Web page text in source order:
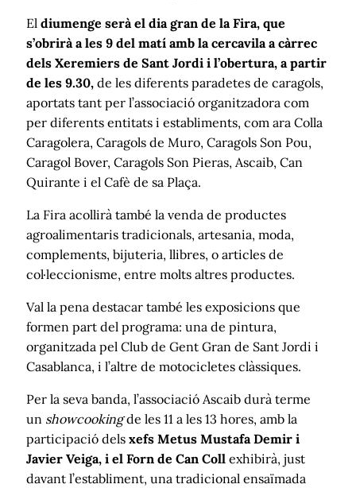
El diumenge serà el dia gran de la Fira, que
s’obrirà a les 9 del matí amb la cercavila a càrrec
dels Xeremiers de Sant Jordi i l’obertura, a partir
de les 9.30, de les diferents paradetes de caragols,
aportats tant per l’associació organitzadora com
per diferents entitats i establiments, com ara Colla
Caragolera, Caragols de Muro, Caragols Son Pou,
Caragol Bover, Caragols Son Pieras, Ascaib, Can
Quirante i el Cafè de sa Plaça.
La Fira acollirà també la venda de productes
agroalimentaris tradicionals, artesania, moda,
complements, bijuteria, llibres, o articles de
col·leccionisme, entre molts altres productes.
Val la pena destacar també les exposicions que
formen part del programa: una de pintura,
organitzada pel Club de Gent Gran de Sant Jordi i
Casablanca, i l’altre de motocicletes clàssiques.
Per la seva banda, l’associació Ascaib durà terme
un showcookingde les 11 a les 13 hores, amb la
participació dels xefs Metus Mustafa Demir i
Javier Veiga, i el Forn de Can Coll exhibirà, just
davant l’establiment, una tradicional ensaïmada